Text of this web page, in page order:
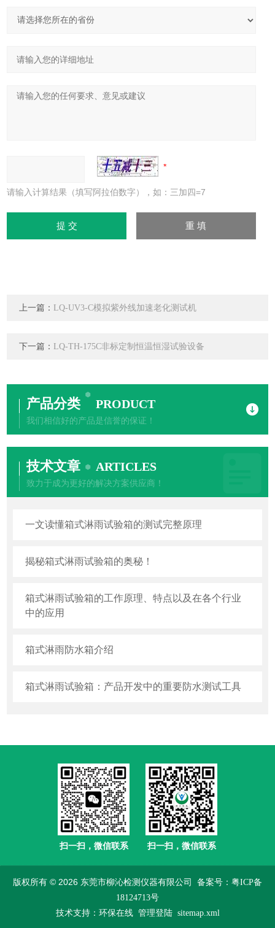
请输入计算结果（填写阿拉伯数字），如：三加四=7
上一篇： LQ-UV3-C模拟紫外线加速老化测试机
下一篇： LQ-TH-175C非标定制恒温恒湿试验设备
产品分类 PRODUCT
我们相信好的产品是信誉的保证！
技术文章 ARTICLES
致力于成为更好的解决方案供应商！
一文读懂箱式淋雨试验箱的测试完整原理
揭秘箱式淋雨试验箱的奥秘！
箱式淋雨试验箱的工作原理、特点以及在各个行业
中的应用
箱式淋雨防水箱介绍
箱式淋雨试验箱：产品开发中的重要防水测试工具
扫一扫，微信联系 扫一扫，微信联系
版权所有 © 2026 东莞市柳沁检测仪器有限公司 备案号：粤ICP备
18124713号
技术支持： 环保在线 管理登陆 sitemap.xml